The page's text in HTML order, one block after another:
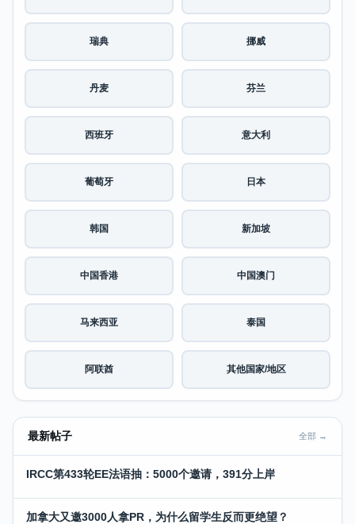
瑞典 挪威
丹麦 芬兰
西班牙 意大利
葡萄牙 日本
韩国 新加坡
中国香港 中国澳门
马来西亚 泰国
阿联酋 其他国家/地区
最新帖子 全部 →
IRCC第433轮EE法语抽：5000个邀请，391分上岸
加拿大又邀3000人拿PR，为什么留学生反而更绝望？